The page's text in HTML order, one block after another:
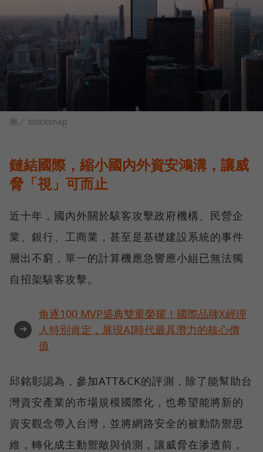
圖／ stocksnap
鏈結國際，縮小國內外資安鴻溝，讓威
脅「視」可而止
近十年，國內外關於駭客攻擊政府機構、民營企
業、銀行、工商業，甚至是基礎建設系統的事件
層出不窮，單一的計算機應急響應小組已無法獨
自招架駭客攻擊。
➜
角逐100 MVP盛典雙重榮耀！國際品牌X經理
人特別肯定，展現AI時代最具潛力的核心價
值
邱銘彰認為，參加ATT&CK的評測，除了能幫助台
灣資安產業的市場規模國際化，也希望能將新的
資安觀念帶入台灣，並將網路安全的被動防禦思
維，轉化成主動禦敵與偵測，讓威脅在滲透前，